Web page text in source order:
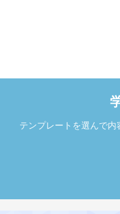
テンプレートを選んで